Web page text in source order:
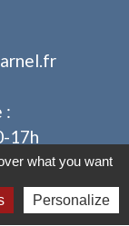
:
17h
au public
17h
au public
what you want
Personalize